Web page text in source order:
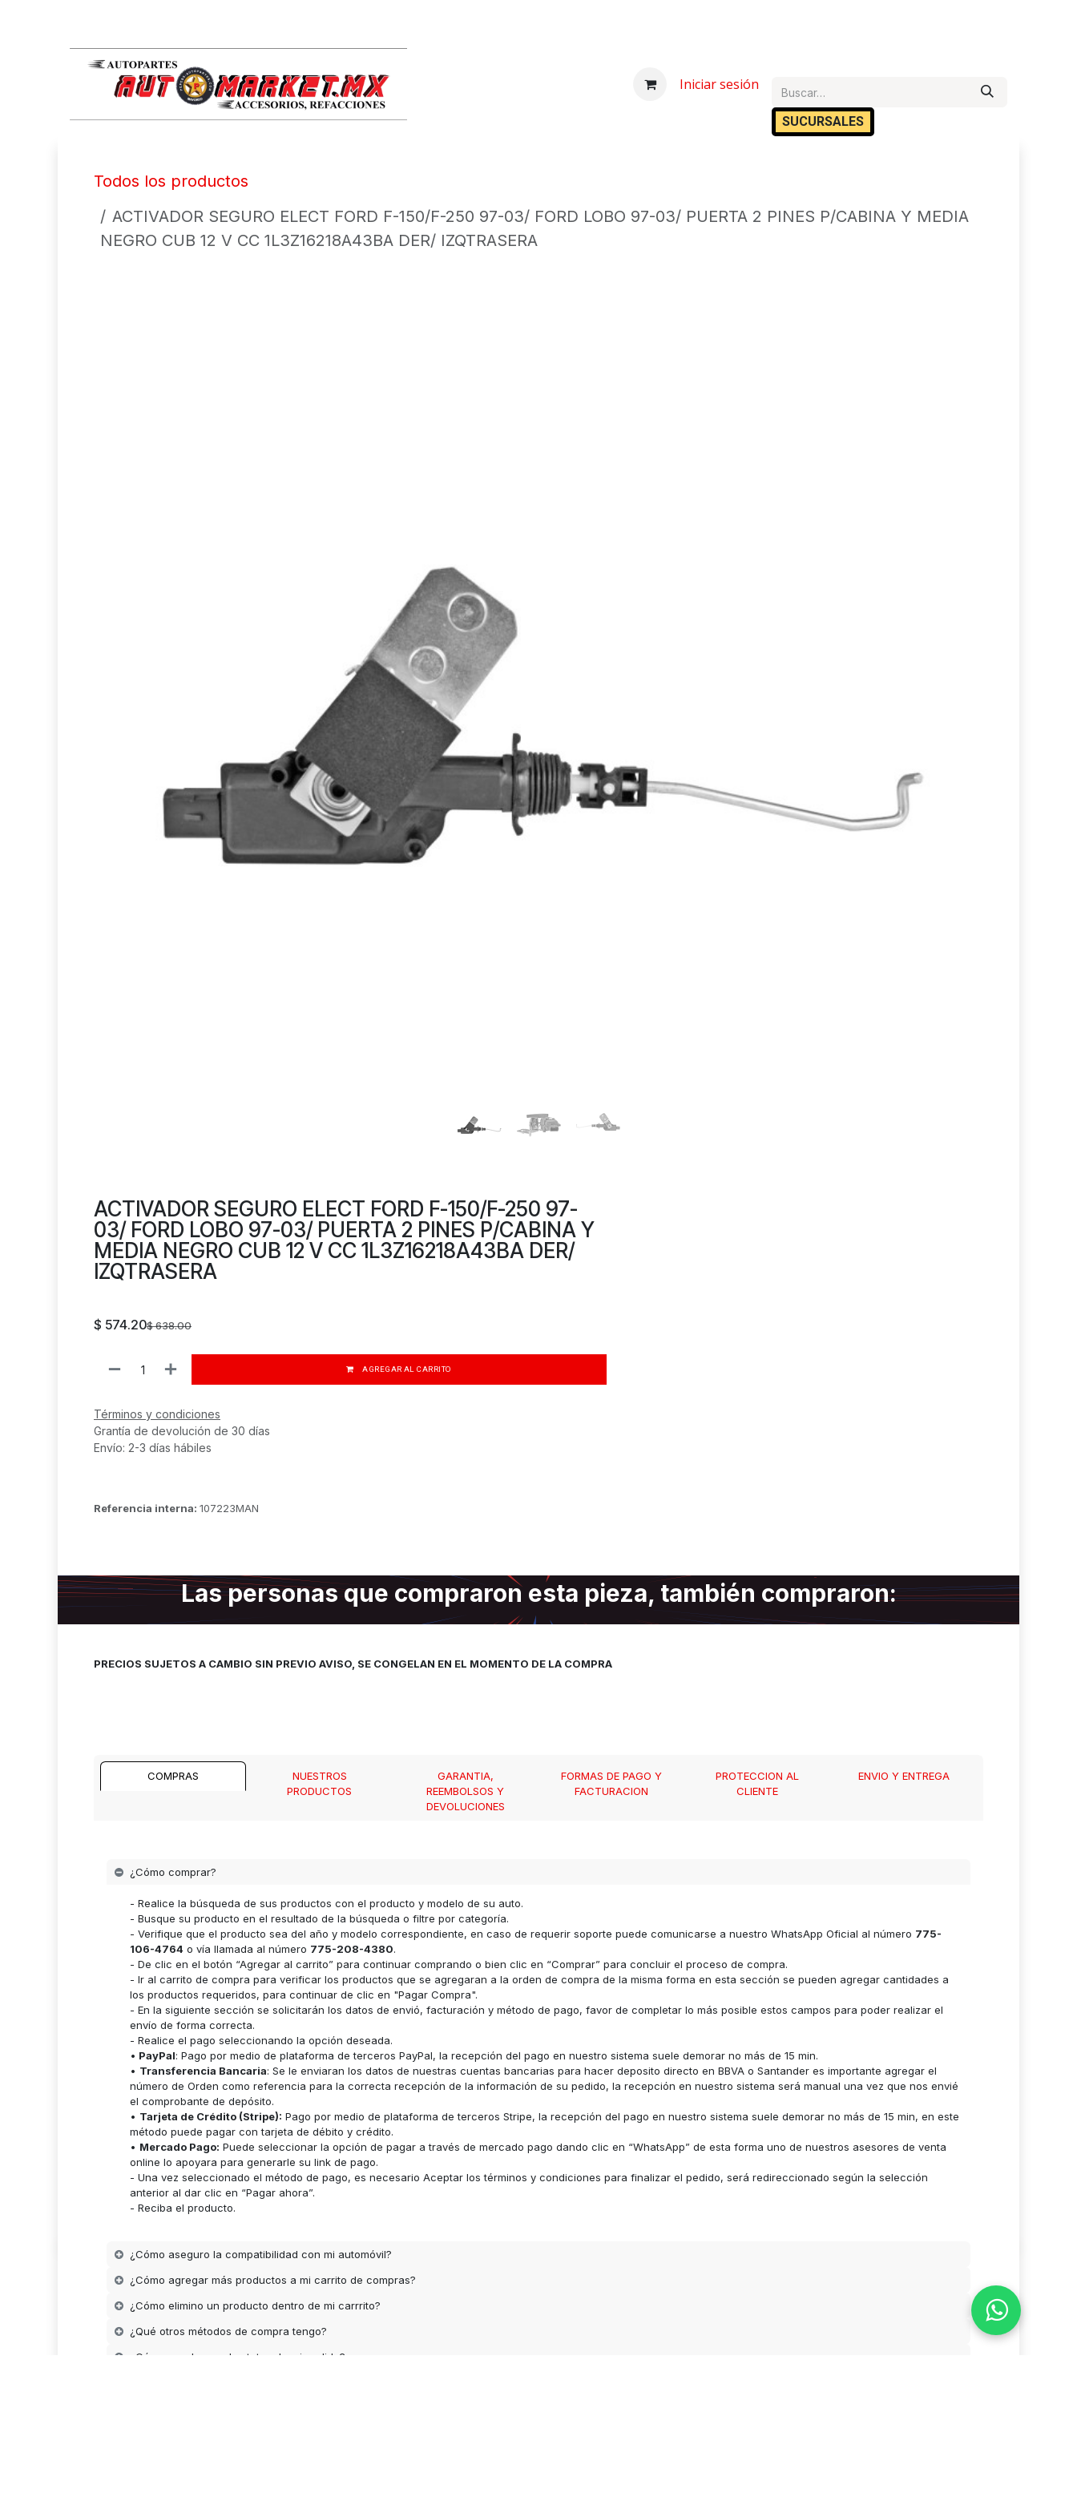
Centro de Ayuda Cita Contáctanos
Iniciar sesión
SUCURSA​​LES
Todos los productos
ACTIVADOR SEGURO ELECT FORD F-150/F-250 97-03/ FORD LOBO 97-03/ PUERTA 2 PINES P/CABINA Y MEDIA
NEGRO CUB 12 V CC 1L3Z16218A43BA DER/ IZQTRASERA
ACTIVADOR SEGURO ELECT FORD F-150/F-250 97-
03/ FORD LOBO 97-03/ PUERTA 2 PINES P/CABINA Y
MEDIA NEGRO CUB 12 V CC 1L3Z16218A43BA DER/
IZQTRASERA
$ 574.20$638.00
AGREGAR AL CARRITO
Términos y condiciones
Grantía de devolución de 30 días
Envío: 2-3 días hábiles
Referencia interna: 107223MAN
Las personas que compraron esta pieza, también compraron:
PRECIOS SUJETOS A CAMBIO SIN PREVIO AVISO, SE CONGELAN EN EL MOMENTO DE LA COMPRA
COMPRAS
NUESTROS
PRODUCTOS
GARANTIA,
REEMBOLSOS Y
DEVOLUCIONES
FORMAS DE PAGO Y
FACTURACION
PROTECCION AL
CLIENTE
ENVIO Y ENTREGA
¿Cómo comprar?
- Realice la búsqueda de sus productos con el producto y modelo de su auto.
- Busque su producto en el resultado de la búsqueda o filtre por categoría.
- Verifique que el producto sea del año y modelo correspondiente, en caso de requerir soporte puede comunicarse a nuestro WhatsApp Oficial al número 775-
106-4764 o vía llamada al número 775-208-4380.
- De clic en el botón “Agregar al carrito” para continuar comprando o bien clic en “Comprar” para concluir el proceso de compra.
- Ir al carrito de compra para verificar los productos que se agregaran a la orden de compra de la misma forma en esta sección se pueden agregar cantidades a
los productos requeridos, para continuar de clic en "Pagar Compra".
- En la siguiente sección se solicitarán los datos de envió, facturación y método de pago, favor de completar lo más posible estos campos para poder realizar el
envío de forma correcta.
- Realice el pago seleccionando la opción deseada.
• PayPal: Pago por medio de plataforma de terceros PayPal, la recepción del pago en nuestro sistema suele demorar no más de 15 min.
• Transferencia Bancaria: Se le enviaran los datos de nuestras cuentas bancarias para hacer deposito directo en BBVA o Santander es importante agregar el
número de Orden como referencia para la correcta recepción de la información de su pedido, la recepción en nuestro sistema será manual una vez que nos envié
el comprobante de depósito.
• Tarjeta de Crédito (Stripe): Pago por medio de plataforma de terceros Stripe, la recepción del pago en nuestro sistema suele demorar no más de 15 min, en este
método puede pagar con tarjeta de débito y crédito.
• Mercado Pago: Puede seleccionar la opción de pagar a través de mercado pago dando clic en “WhatsApp” de esta forma uno de nuestros asesores de venta
online lo apoyara para generarle su link de pago.
- Una vez seleccionado el método de pago, es necesario Aceptar los términos y condiciones para finalizar el pedido, será redireccionado según la selección
anterior al dar clic en “Pagar ahora”.
- Reciba el producto.
¿Cómo aseguro la compatibilidad con mi automóvil?
¿Cómo agregar más productos a mi carrito de compras?
¿Cómo elimino un producto dentro de mi carrrito?
¿Qué otros métodos de compra tengo?
¿Cómo puedo ver el estatus de mi pedido?
Derechos de autor © Designios Universales para México S. de R.L. de C.V.
Marcas y logotipos ilustrados en la presente pagina pertenecen a sus respectivos propietarios, su aparición en esta pagina es de carácter
-Todos los derechos reservados.
Comercio electrónico de código abierto